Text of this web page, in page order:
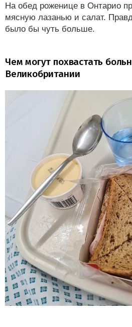
На обед роженице в Онтарио
мясную лазанью и салат.
было бы чуть больше.
Чем могут похвастать
Великобритании